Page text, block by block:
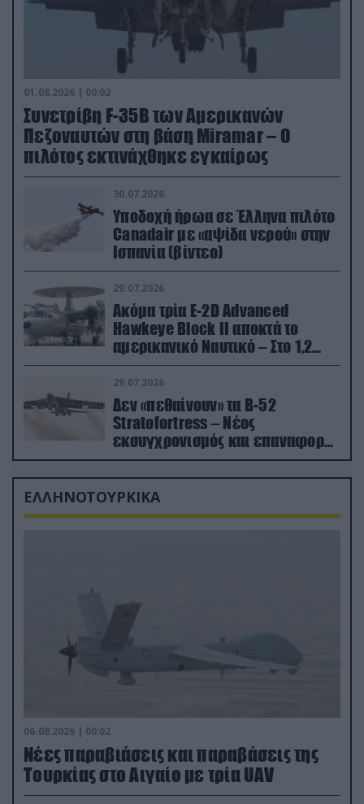
01.08.2026 | 00:02
Συνετρίβη F-35B των Αμερικανών
Πεζοναυτών στη βάση Miramar – Ο
πιλότος εκτινάχθηκε εγκαίρως
30.07.2026
Υποδοχή ήρωα σε Έλληνα πιλότο
Canadair με «αψίδα νερού» στην
Ισπανία (βίντεο)
29.07.2026
Ακόμα τρία E-2D Advanced
Hawkeye Block II αποκτά το
αμερικανικό Ναυτικό – Στο 1,2
δισ.δολάρια το κόστος
29.07.2026
Δεν «πεθαίνουν» τα Β-52
Stratofortress – Νέος
εκσυγχρονισμός και επαναφορά
από τα «νεκροταφεία»
ΕΛΛΗΝΟΤΟΥΡΚΙΚΑ
06.08.2026 | 00:02
Νέες παραβιάσεις και παραβάσεις της
Τουρκίας στο Αιγαίο με τρία UAV